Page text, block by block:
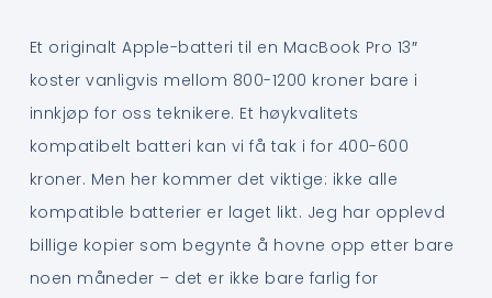
Et originalt Apple-batteri til en MacBook Pro 13″
koster vanligvis mellom 800-1200 kroner bare i
innkjøp for oss teknikere. Et høykvalitets
kompatibelt batteri kan vi få tak i for 400-600
kroner. Men her kommer det viktige: ikke alle
kompatible batterier er laget likt. Jeg har opplevd
billige kopier som begynte å hovne opp etter bare
noen måneder – det er ikke bare farlig for